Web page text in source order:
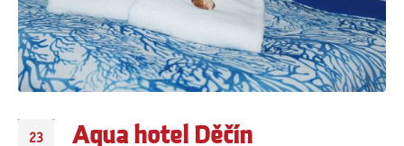
23 Aqua hotel Děčín